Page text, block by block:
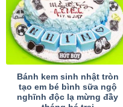
Bánh kem sinh nhật tròn
tạo em bé bình sữa ngộ
nghĩnh độc lạ mừng đầy